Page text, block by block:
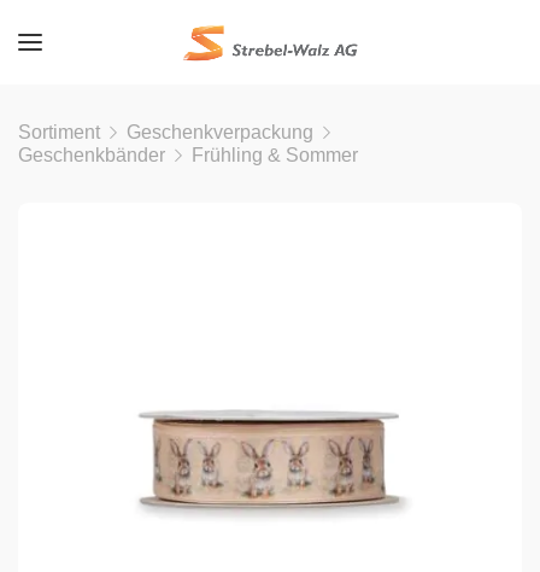
Sortiment
Geschenkverpackung
Geschenkbänder
Frühling & Sommer